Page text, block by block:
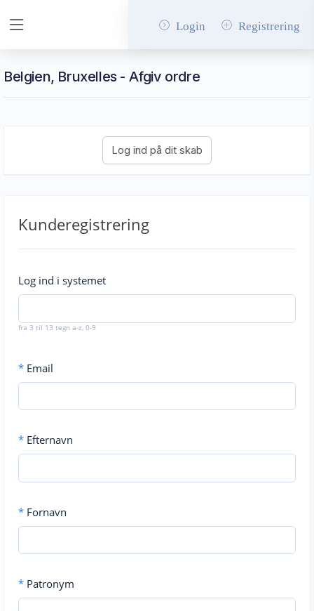
Login Registrering
Belgien, Bruxelles - Afgiv ordre
Kunderegistrering
Log ind i systemet
fra 3 til 13 tegn a-z, 0-9
* Email
* Efternavn
* Fornavn
* Patronym